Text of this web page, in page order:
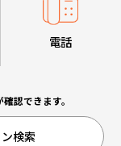
電話
認できます。
検索